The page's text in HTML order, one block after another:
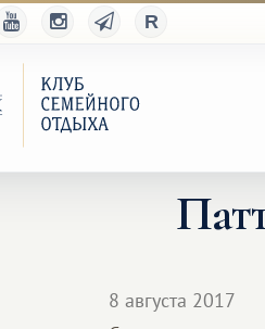
8 августа 2017